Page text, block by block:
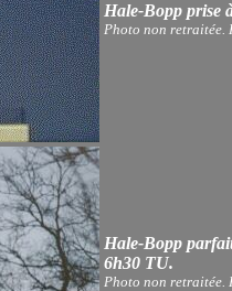
Hale-Bopp prise
Photo non retraitée.
Hale-Bopp
6h30 TU.
Photo non retraitée.